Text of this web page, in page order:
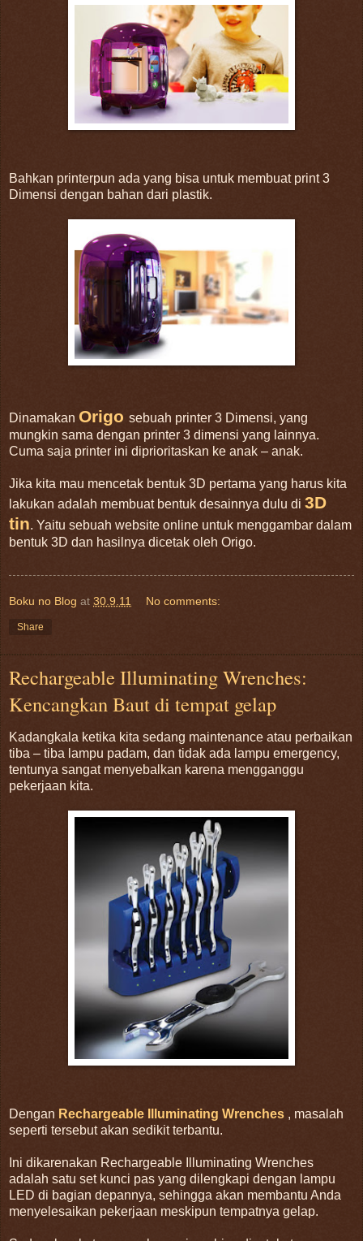
Bahkan printerpun ada yang bisa untuk membuat print 3
Dimensi dengan bahan dari plastik.
Dinamakan Origo sebuah printer 3 Dimensi, yang
mungkin sama dengan printer 3 dimensi yang lainnya.
Cuma saja printer ini diprioritaskan ke anak – anak.
Jika kita mau mencetak bentuk 3D pertama yang harus kita
lakukan adalah membuat bentuk desainnya dulu di 3D
tin. Yaitu sebuah website online untuk menggambar dalam
bentuk 3D dan hasilnya dicetak oleh Origo.
Boku no Blog at 30.9.11 No comments:
Share
Rechargeable Illuminating Wrenches:
Kencangkan Baut di tempat gelap
Kadangkala ketika kita sedang maintenance atau perbaikan
tiba – tiba lampu padam, dan tidak ada lampu emergency,
tentunya sangat menyebalkan karena mengganggu
pekerjaan kita.
Dengan Rechargeable Illuminating Wrenches , masalah
seperti tersebut akan sedikit terbantu.
Ini dikarenakan Rechargeable Illuminating Wrenches
adalah satu set kunci pas yang dilengkapi dengan lampu
LED di bagian depannya, sehingga akan membantu Anda
menyelesaikan pekerjaan meskipun tempatnya gelap.